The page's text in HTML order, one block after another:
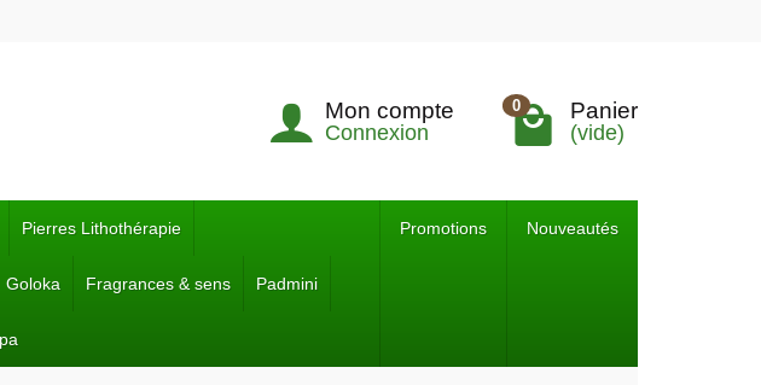
Mon compte
Connexion
0 Panier
(vide)
Pierres Lithothérapie
Goloka Fragrances & sens Padmini
Promotions Nouveautés